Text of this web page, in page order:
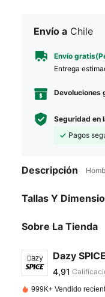
Envío a Chile
Envío
Entrega
Devoluciones
Seguridad en
Pagos
Descripción
Tallas Y
Sobre La Tienda
Dazy SPICE
4,91
4,91
s***i
999K+ Vendido